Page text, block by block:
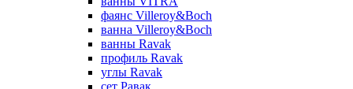
фаянс Villeroy&Boch
ванна Villeroy&Boch
ванны Ravak
профиль Ravak
углы Ravak
сет Равак